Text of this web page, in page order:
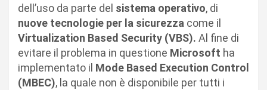
dell’uso da parte del sistema operativo, di
nuove tecnologie per la sicurezza come il
Virtualization Based Security (VBS). Al fine di
evitare il problema in questione Microsoft ha
implementato il Mode Based Execution Control
(MBEC), la quale non è disponibile per tutti i